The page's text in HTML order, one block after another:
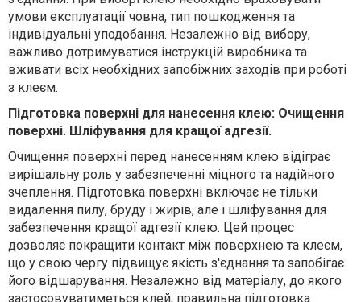
умови експлуатації човна, тип пошкодження та
індивідуальні уподобання. Незалежно від вибору,
важливо дотримуватися інструкцій виробника та
вживати всіх необхідних запобіжних заходів при роботі
з клеєм.
Підготовка поверхні для нанесення клею: Очищення
поверхні. Шліфування для кращої адгезії.
Очищення поверхні перед нанесенням клею відіграє
вирішальну роль у забезпеченні міцного та надійного
зчеплення. Підготовка поверхні включає не тільки
видалення пилу, бруду і жирів, але і шліфування для
забезпечення кращої адгезії клею. Цей процес
дозволяє покращити контакт між поверхнею та клеєм,
що у свою чергу підвищує якість з'єднання та запобігає
його відшарування. Незалежно від матеріалу, до якого
застосовуватиметься клей, правильна підготовка